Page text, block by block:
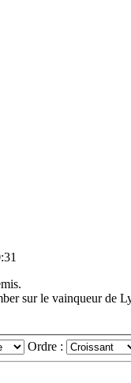
sur le vainqueur
Ordre :